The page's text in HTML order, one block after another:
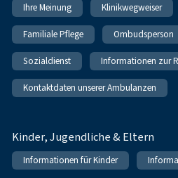
Ihre Meinung Klinikwegweiser
Familiale Pflege Ombudsperson
Sozialdienst Informationen zur
Kontaktdaten unserer Ambulanzen
Kinder, Jugendliche & Eltern
Informationen für Kinder